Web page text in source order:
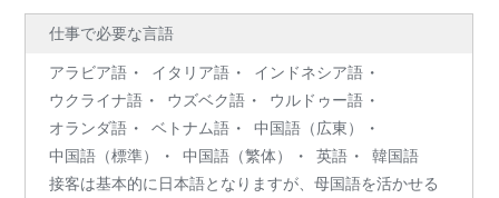
仕事で必要な言語
アラビア語 イタリア語
インドネシア語
ウクライナ語
ウズベク語
ウルドゥー語
オランダ語
ベトナム語
中国語（広東）
中国語（標準）
中国語（繁体） 英語
韓国語
接客は基本的に日本語となりますが、母国語を活かせる